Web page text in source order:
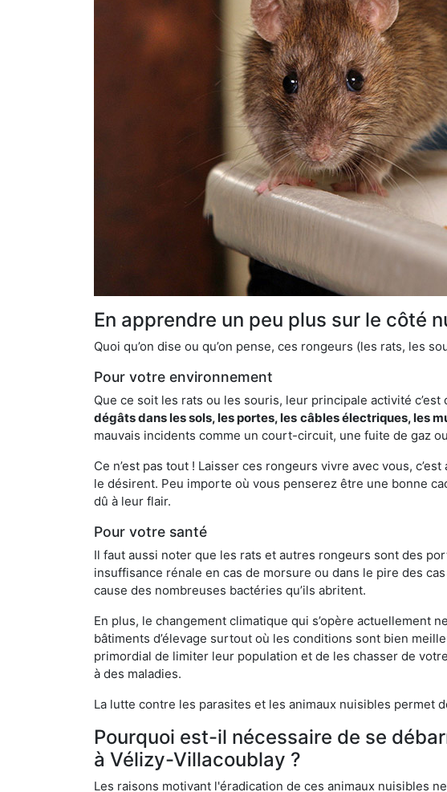
En apprendre un peu plus sur le côté
Quoi qu’on dise ou qu’on pense, ces rongeurs (les rats, les
Pour votre environnement
Que ce soit les rats ou les souris, leur principale activité
dégâts dans les sols, les portes, les câbles électriques, les
mauvais incidents comme un court-circuit, une fuite de gaz
Ce n’est pas tout ! Laisser ces rongeurs vivre avec vous,
le désirent. Peu importe où vous penserez être une bonne
dû à leur flair.
Pour votre santé
Il faut aussi noter que les rats et autres rongeurs sont des
insuffisance rénale en cas de morsure ou dans le pire des
cause des nombreuses bactéries qu’ils abritent.
En plus, le changement climatique qui s’opère actuellement
bâtiments d’élevage surtout où les conditions sont bien
primordial de limiter leur population et de les chasser de
à des maladies.
La lutte contre les parasites et les animaux nuisibles
Pourquoi est-il nécessaire de se
à Vélizy-Villacoublay ?
Les raisons motivant l'éradication de ces animaux nuisibles